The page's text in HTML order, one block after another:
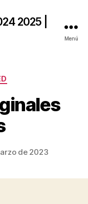
2025 |
Menú
de 2023